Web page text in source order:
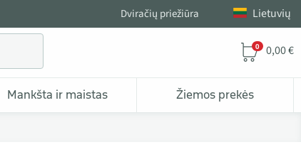
Dviračių priežiūra Lietuvių
0 0,00 €
Mankšta ir maistas Žiemos prekės